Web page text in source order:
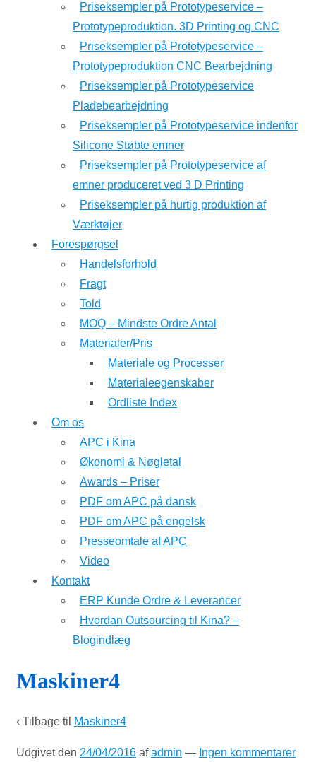
Priseksempler på Prototypeservice –
Prototypeproduktion. 3D Printing og CNC
Priseksempler på Prototypeservice –
Prototypeproduktion CNC Bearbejdning
Priseksempler på Prototypeservice
Pladebearbejdning
Priseksempler på Prototypeservice indenfor
Silicone Støbte emner
Priseksempler på Prototypeservice af
emner produceret ved 3 D Printing
Priseksempler på hurtig produktion af
Værktøjer
Forespørgsel
Handelsforhold
Fragt
Told
MOQ – Mindste Ordre Antal
Materialer/Pris
Materiale og Processer
Materialeegenskaber
Ordliste Index
Om os
APC i Kina
Økonomi & Nøgletal
Awards – Priser
PDF om APC på dansk
PDF om APC på engelsk
Presseomtale af APC
Video
Kontakt
ERP Kunde Ordre & Leverancer
Hvordan Outsourcing til Kina? –
Blogindlæg
Maskiner4
‹ Tilbage til Maskiner4
Udgivet den 24/04/2016 afadmin — Ingen kommentarer